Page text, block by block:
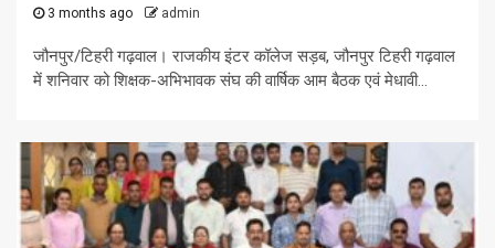
3 months ago admin
जौनपुर/टिहरी गढ़वाल। राजकीय इंटर कॉलेज सड़ब, जौनपुर टिहरी गढ़वाल
में शनिवार को शिक्षक-अभिभावक संघ की वार्षिक आम बैठक एवं मेधावी...